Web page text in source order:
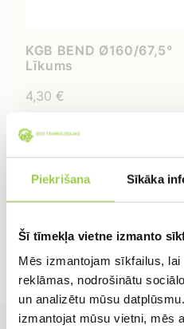
Piekrišana Sīkāka
Šī tīmekļa vietne izmanto
Mēs izmantojam sīkfailus,
reklāmas, nodrošinātu
un analizētu mūsu
izmantojat mūsu vietni, mēs
KGB BEND Ø160/67,5°
Līkums
4,30 €
IELIKT GROZĀ